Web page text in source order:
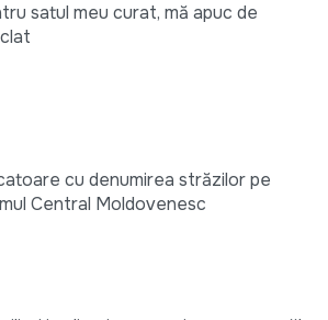
satul meu curat, mă apuc de
cu denumirea străzilor pe
Central Moldovenesc